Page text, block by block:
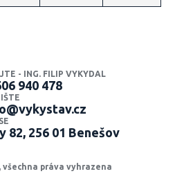
- ING. FILIP VYKYDAL
940 478
82, 256 01 Benešov
všechna práva vyhrazena